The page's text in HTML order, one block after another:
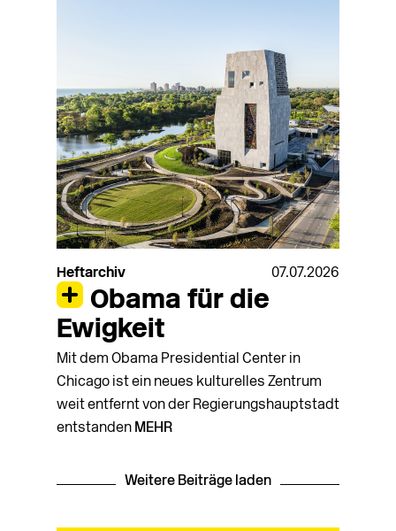
Heftarchiv 07.07.2026
Obama für die
Ewigkeit
Mit dem Obama Presidential Center in
Chicago ist ein neues kulturelles Zentrum
weit entfernt von der Regierungshauptstadt
entstanden MEHR
Weitere Beiträge laden